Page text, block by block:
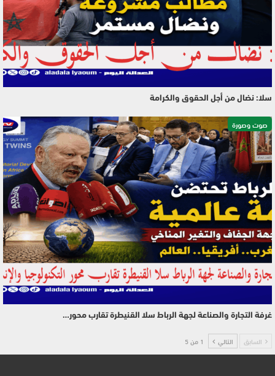
سلا: نضال من أجل الحقوق والكرامة
صوت وصورة
غرفة التجارة والصناعة لجهة الرباط سلا القنيطرة تقارب محور…
السابق التالي 1 من 5